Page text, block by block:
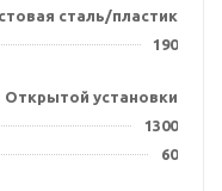
сталь/пластик
190
Открытой установки
1300
60